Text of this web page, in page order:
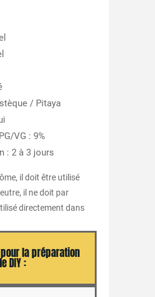
/ Pitaya
VG : 9%
: 2 à 3 jours
il doit être utilisé
il ne doit par
directement dans
la préparation
DIY :